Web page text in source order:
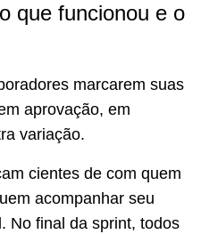
que funcionou e o
marcarem suas
aprovação, em
variação.
cientes de com quem
acompanhar seu
No final da sprint, todos